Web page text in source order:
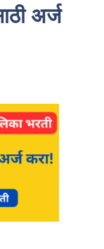
अर्ज